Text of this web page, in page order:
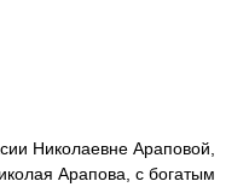
Николаевне Араповой,
Арапова, с богатым